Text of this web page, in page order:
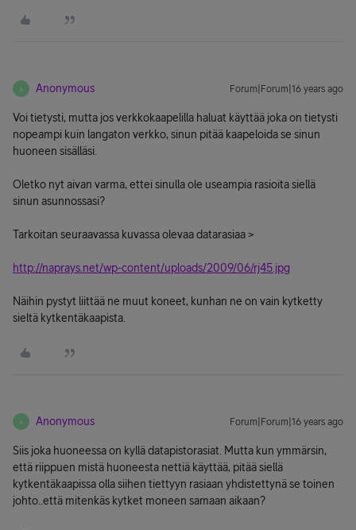
A Anonymous Forum|Forum|16 years ago
Voi tietysti, mutta jos verkkokaapelilla haluat käyttää joka on tietysti
nopeampi kuin langaton verkko, sinun pitää kaapeloida se sinun
huoneen sisälläsi.
Oletko nyt aivan varma, ettei sinulla ole useampia rasioita siellä
sinun asunnossasi?
Tarkoitan seuraavassa kuvassa olevaa datarasiaa >
http://naprays.net/wp-content/uploads/2009/06/rj45.jpg
Näihin pystyt liittää ne muut koneet, kunhan ne on vain kytketty
sieltä kytkentäkaapista.
A Anonymous Forum|Forum|16 years ago
Siis joka huoneessa on kyllä datapistorasiat. Mutta kun ymmärsin,
että riippuen mistä huoneesta nettiä käyttää, pitää siellä
kytkentäkaapissa olla siihen tiettyyn rasiaan yhdistettynä se toinen
johto..että mitenkäs kytket moneen samaan aikaan?